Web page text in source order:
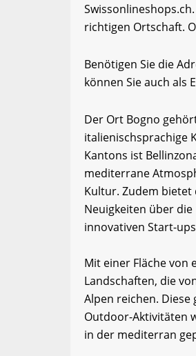
richtigen Ortschaft.
Benötigen Sie die
können Sie auch als
Der Ort Bogno
italienischsprachige
Kantons ist
mediterrane
Kultur. Zudem bietet
Neuigkeiten über
innovativen Start-
Mit einer Fläche von
Landschaften, die
Alpen reichen.
Outdoor-Aktivitäten
in der mediterran